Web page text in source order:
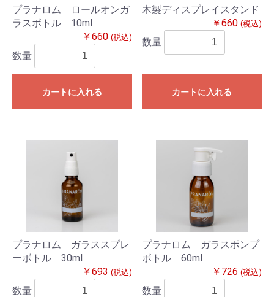
プラナロム ロールオンガ
ラスボトル 10ml
￥660 (税込)
数量
カートに入れる
木製ディスプレイスタンド
￥660 (税込)
数量
カートに入れる
プラナロム ガラススプレ
ーボトル 30ml
￥693 (税込)
数量
プラナロム ガラスポンプ
ボトル 60ml
￥726 (税込)
数量